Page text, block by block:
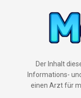
Der Inhalt
Informations-
einen Arzt für